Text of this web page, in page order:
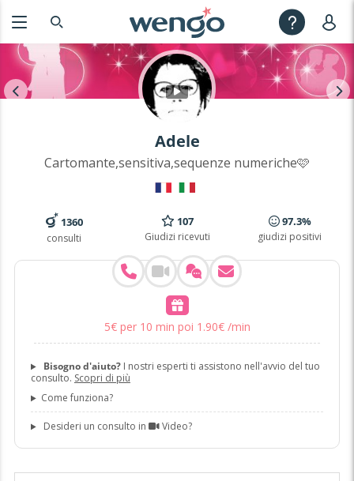
Adele
Cartomante,sensitiva,sequenze numeriche🩷
1360
consulti
107
Giudizi ricevuti
97.3%
giudizi positivi
5€per 10 min poi 1 .90€/min
Bisogno d'aiuto?I nostri esperti ti assistono nell'avvio del tuo
consulto. Scopri di più
Come funziona?
Desideri un consulto in Video?